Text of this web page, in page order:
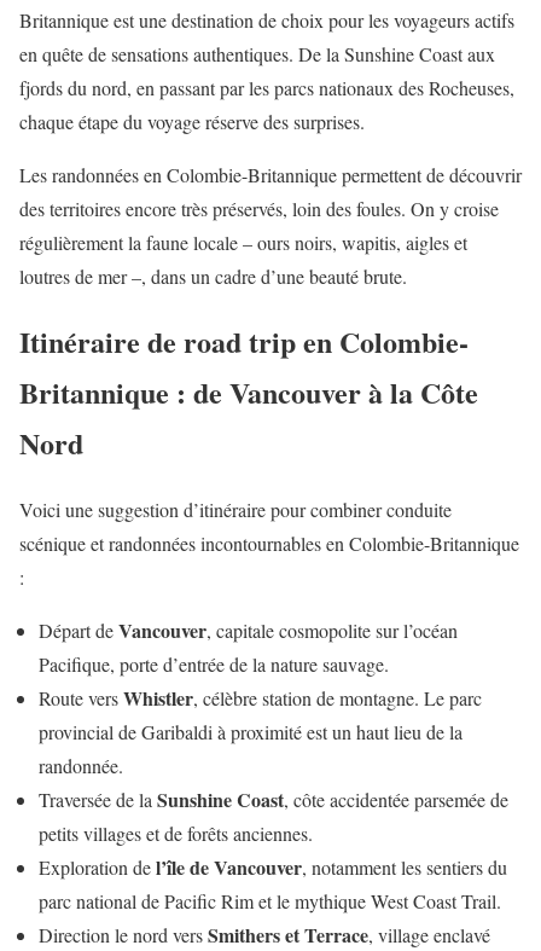
Britannique est une destination de choix pour les voyageurs actifs
en quête de sensations authentiques. De la Sunshine Coast aux
fjords du nord, en passant par les parcs nationaux des Rocheuses,
chaque étape du voyage réserve des surprises.
Les randonnées en Colombie-Britannique permettent de découvrir
des territoires encore très préservés, loin des foules. On y croise
régulièrement la faune locale – ours noirs, wapitis, aigles et
loutres de mer –, dans un cadre d’une beauté brute.
Itinéraire de road trip en Colombie-
Britannique : de Vancouver à la Côte
Nord
Voici une suggestion d’itinéraire pour combiner conduite
scénique et randonnées incontournables en Colombie-Britannique
:
Départ deVancouver, capitale cosmopolite sur l’océan
Pacifique, porte d’entrée de la nature sauvage.
Route versWhistler, célèbre station de montagne. Le parc
provincial de Garibaldi à proximité est un haut lieu de la
randonnée.
Traversée de laSunshine Coast, côte accidentée parsemée de
petits villages et de forêts anciennes.
Exploration del’île de Vancouver, notamment les sentiers du
parc national de Pacific Rim et le mythique West Coast Trail.
Direction le nord versSmithers et Terrace, village enclavé